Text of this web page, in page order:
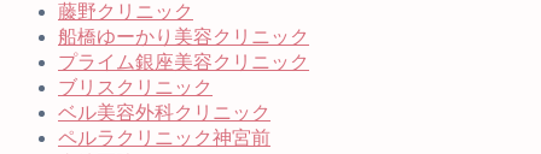
藤野クリニック
船橋ゆーかり美容クリニック
プライム銀座美容クリニック
ブリスクリニック
ベル美容外科クリニック
ペルラクリニック神宮前